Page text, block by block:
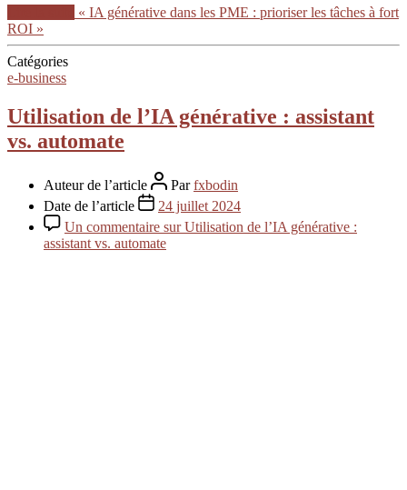
« IA générative dans les PME : prioriser les tâches à fort
ROI »
Catégories
e-business
Utilisation de l’IA générative : assistant
vs. automate
Auteur de l’article Parfxbodin
Date de l’article
24 juillet 2024
Un commentaire sur Utilisation de l’IA générative :
assistant vs. automate